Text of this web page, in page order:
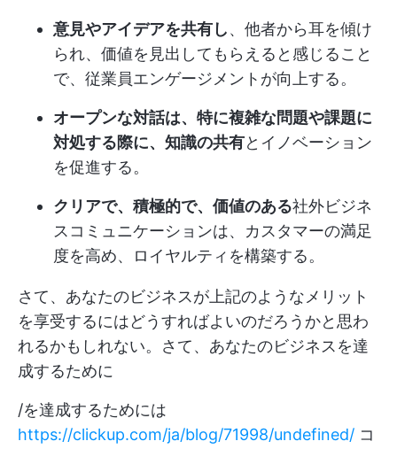
意見やアイデアを共有し、他者から耳を傾け
られ、価値を見出してもらえると感じること
で、従業員エンゲージメントが向上する。
オープンな対話は、特に複雑な問題や課題に
対処する際に、知識の共有とイノベーション
を促進する。
クリアで、積極的で、価値のある社外ビジネ
スコミュニケーションは、カスタマーの満足
度を高め、ロイヤルティを構築する。
さて、あなたのビジネスが上記のようなメリット
を享受するにはどうすればよいのだろうかと思わ
れるかもしれない。さて、あなたのビジネスを達
成するために
/を達成するためには
https://clickup.com/ja/blog/71998/undefined/ コ